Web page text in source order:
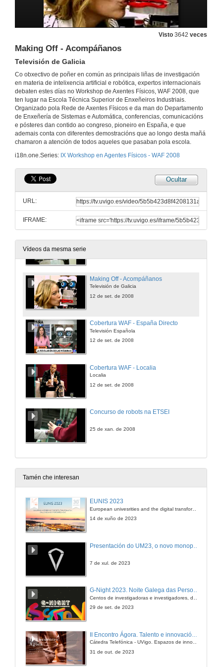
Visto 3642 veces
Making Off - Acompáñanos
Televisión de Galicia
Co obxectivo de poñer en común as principais liñas de investigación
en materia de intelixencia artificial e robótica, expertos internacionais
debaten estes días no Workshop de Axentes Físicos, WAF 2008, que
ten lugar na Escola Técnica Superior de Enxeñeiros Industriais.
Organizado pola Rede de Axentes Físicos e da man do Departamento
de Enxeñería de Sistemas e Automática, conferencias, comunicacións
e pósteres dan contido ao congreso, pioneiro en España, e que
ademais conta con diferentes demostracións que ao longo desta mañá
chamaron a atención de todos aqueles que pasaban pola escola.
i18n.one.Series: IX Workshop en Agentes Físicos - WAF 2008
Ocultar
URL:
IFRAME:
Vídeos da mesma serie
Robonova I na ETSI
Demostración de funcionamento
12 de set. de 2008
12 de set. de 2008
Robotica móvil na ETSEI
Demostración de funcionamento
12 de set. de 2008
Fanuc Robotics & Schunk
Demostración de funcionamento
12 de set. de 2008
Making Off - Acompáñanos
Televisión de Galicia
12 de set. de 2008
Cobertura WAF - España Directo
Televisión Española
12 de set. de 2008
Cobertura WAF - Localia
Localia
12 de set. de 2008
Concurso de robots na ETSEI
25 de xan. de 2008
Tamén che interesan
EUNIS 2023
European univesrities and the digital transformation: challenges and opportunities ahead
14 de xuño de 2023
7 de xul. de 2023
G-Night 2023. Noite Galega das Persoas Investigadoras. Conciencias creativas
29 de set. de 2023
Cátedra Telefónica - UVigo. Espazos de innovación
31 de out. de 2023